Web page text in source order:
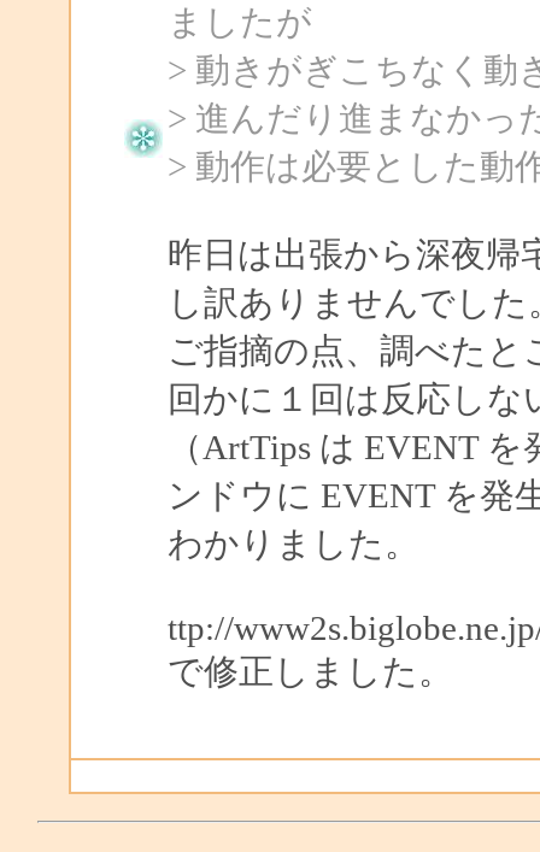
ましたが
> 動きがぎこちなく動
> 進んだり進まなかっ
> 動作は必要とした動
昨日は出張から深夜
し訳ありませんでした
ご指摘の点、調べた
回かに１回は反応しな
（ArtTips は EVENT
ンドウに EVENT を発
わかりました。
ttp://
で修正しました。